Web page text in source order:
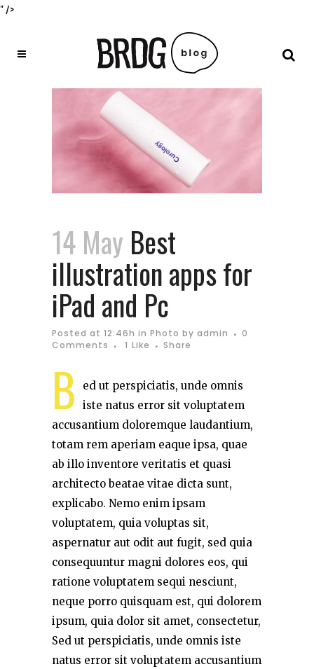
" />
14 May Best
illustration apps for
iPad and Pc
Posted at 12:46h in Photo by admin
0
Comments
1 Like Share
B
ed ut perspiciatis, unde omnis
iste natus error sit voluptatem
accusantium doloremque laudantium,
totam rem aperiam eaque ipsa, quae
ab illo inventore veritatis et quasi
architecto beatae vitae dicta sunt,
explicabo. Nemo enim ipsam
voluptatem, quia voluptas sit,
aspernatur aut odit aut fugit, sed quia
consequuntur magni dolores eos, qui
ratione voluptatem sequi nesciunt,
neque porro quisquam est, qui dolorem
ipsum, quia dolor sit amet, consectetur,
Sed ut perspiciatis, unde omnis iste
natus error sit voluptatem accusantium